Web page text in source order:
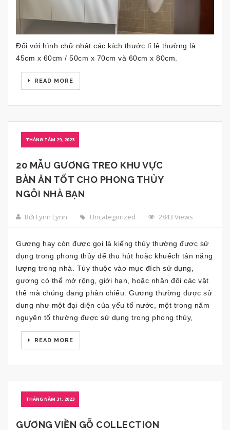
Đối với hình chữ nhật các kích thước tỉ lệ thường là
45cm x 60cm / 50cm x 70cm và 60cm x 80cm.
READ MORE
THÁNG TÁM 29, 2023
20 MẪU GƯƠNG TREO KHU VỰC
BÀN ĂN TỐT CHO PHONG THỦY
NGÔI NHÀ BẠN
Bởi Lynn Lynn Uncategorized 2843 Views
Gương hay còn được gọi là kiếng thủy thường được sử
dụng trong phong thủy để thu hút hoặc khuếch tán năng
lượng trong nhà. Tùy thuộc vào mục đích sử dụng,
gương có thể mở rộng, giới hạn, hoặc nhân đôi các vật
thể mà chúng đang phản chiếu. Gương thường được sử
dung như một đại diện của yếu tố nước, một trong năm
nguyên tố thường được sử dụng trong phong thủy,
READ MORE
THÁNG NĂM 31, 2023
GƯƠNG VIỀN GỖ COLLECTION